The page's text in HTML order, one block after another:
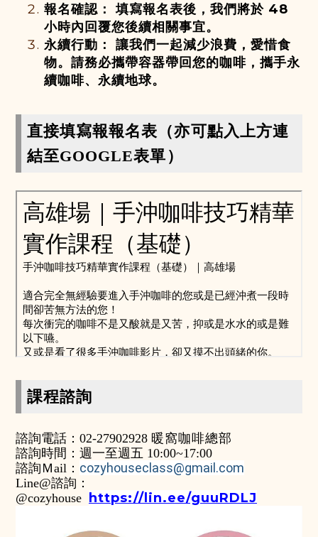
報名確認： 填寫報名表後，我們將於 48
小時內回覆您後續相關事宜。
永續行動：
讓我們一起減少浪費，愛惜食
物。請務必攜帶容器帶回您的咖啡，攜手永
續咖啡、永續地球。
直接填寫報報名表（亦可點入上方連
結至GOOGLE表單）
課程諮詢
諮詢電話：02-27902928 暖窩咖啡總部
諮詢時間：週一至週五 10:00~17:00
諮詢Ｍail： cozyhouseclass@gmail.com
Line@諮詢 ：
@cozyhouse
https://lin.ee/guuRDLJ